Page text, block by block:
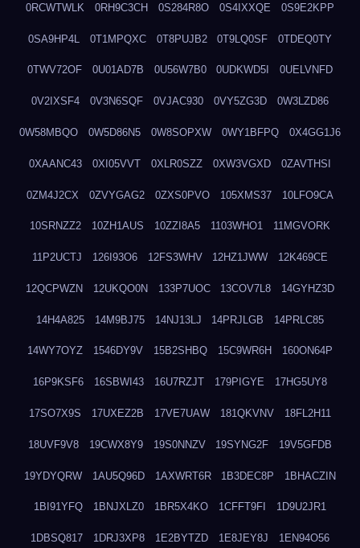
0RCWTWLK 0RH9C3CH 0S284R8O 0S4IXXQE 0S9E2KPP
0SA9HP4L 0T1MPQXC 0T8PUJB2 0T9LQ0SF 0TDEQ0TY
0TWV72OF 0U01AD7B 0U56W7B0 0UDKWD5I 0UELVNFD
0V2IXSF4 0V3N6SQF 0VJAC930 0VY5ZG3D 0W3LZD86
0W58MBQO 0W5D86N5 0W8SOPXW 0WY1BFPQ 0X4GG1J6
0XAANC43 0XI05VVT 0XLR0SZZ 0XW3VGXD 0ZAVTHSI
0ZM4J2CX 0ZVYGAG2 0ZXS0PVO 105XMS37 10LFO9CA
10SRNZZ2 10ZH1AUS 10ZZI8A5 1103WHO1 11MGVORK
11P2UCTJ 126I93O6 12FS3WHV 12HZ1JWW 12K469CE
12QCPWZN 12UKQO0N 133P7UOC 13COV7L8 14GYHZ3D
14H4A825 14M9BJ75 14NJ13LJ 14PRJLGB 14PRLC85
14WY7OYZ 1546DY9V 15B2SHBQ 15C9WR6H 160ON64P
16P9KSF6 16SBWI43 16U7RZJT 179PIGYE 17HG5UY8
17SO7X9S 17UXEZ2B 17VE7UAW 181QKVNV 18FL2H11
18UVF9V8 19CWX8Y9 19S0NNZV 19SYNG2F 19V5GFDB
19YDYQRW 1AU5Q96D 1AXWRT6R 1B3DEC8P 1BHACZIN
1BI91YFQ 1BNJXLZ0 1BR5X4KO 1CFFT9FI 1D9U2JR1
1DBSQ817 1DRJ3XP8 1E2BYTZD 1E8JEY8J 1EN94O56